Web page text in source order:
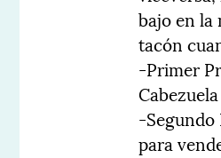
bajo en la
tacón
-Primer
-
para